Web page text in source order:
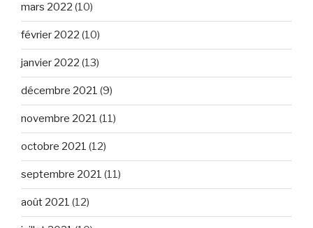
mars 2022 (10)
février 2022 (10)
janvier 2022 (13)
décembre 2021 (9)
novembre 2021 (11)
octobre 2021 (12)
septembre 2021 (11)
août 2021 (12)